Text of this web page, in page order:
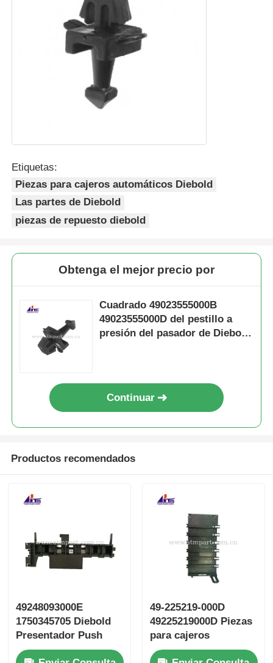
Etiquetas:
Piezas para cajeros automáticos Diebold
Las partes de Diebold
piezas de repuesto diebold
Obtenga el mejor precio por
Cuadrado 49023555000B
49023555000D del pestillo a
presión del pasador de Diebold
Continuar
Productos recomendados
49248093000E
1750345705 Diebold
Presentador Push
Plate piezas del
49-225219-000D
49225219000D Piezas
para cajeros
automáticos de